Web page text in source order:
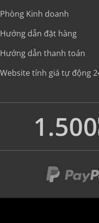
Phòng Kinh doanh
Hướng dẫn đặt hàng
Hướng dẫn thanh toán
Website tính giá tự động
1.500